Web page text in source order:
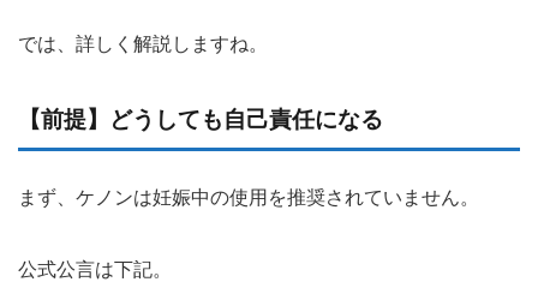
では、詳しく解説しますね。
【前提】どうしても自己責任になる
まず、ケノンは妊娠中の使用を推奨されていません。
公式公言は下記。